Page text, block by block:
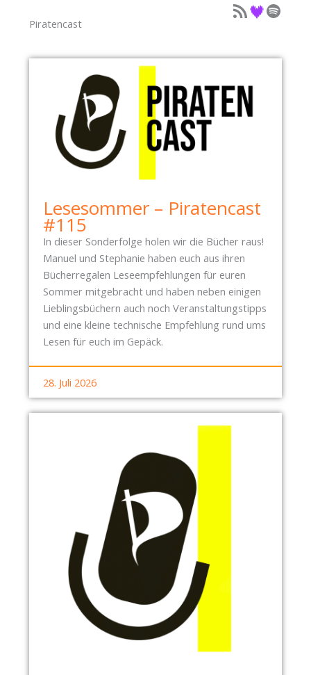
Piratencast
Podcast als Feed Podcast auf Deezer Podcast auf Spotify
Lesesommer – Piratencast
#115
In dieser Sonderfolge holen wir die Bücher raus!
Manuel und Stephanie haben euch aus ihren
Bücherregalen Leseempfehlungen für euren
Sommer mitgebracht und haben neben einigen
Lieblingsbüchern auch noch Veranstaltungstipps
und eine kleine technische Empfehlung rund ums
Lesen für euch im Gepäck.
28. Juli 2026